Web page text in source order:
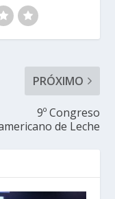
PRÓXIMO
9º Congreso
de Leche